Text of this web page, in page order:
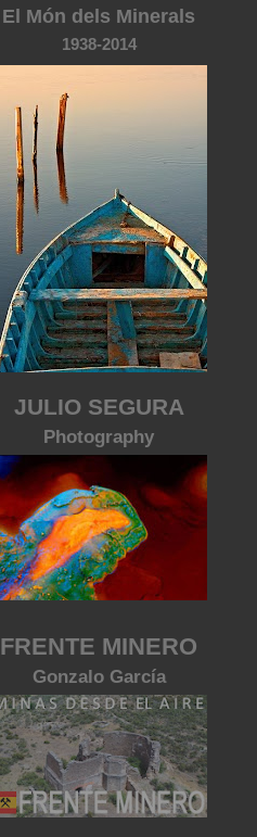
El Món dels Minerals
1938-2014
JULIO SEGURA
Photography
FRENTE MINERO
Gonzalo García